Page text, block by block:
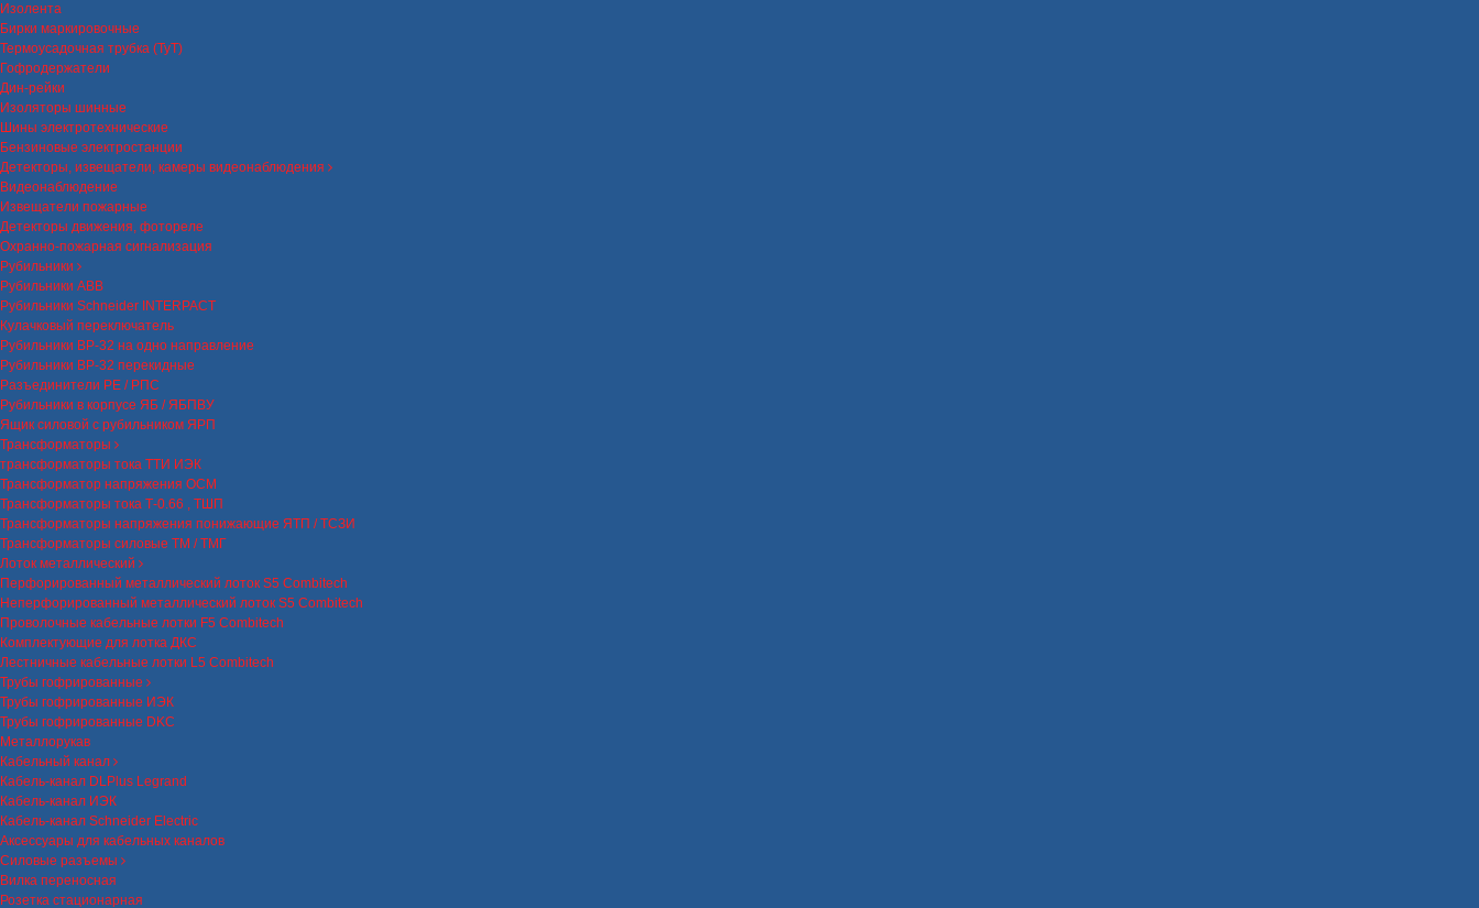
Изолента
Бирки маркировочные
Термоусадочная трубка (ТуТ)
Гофродержатели
Дин-рейки
Изоляторы шинные
Шины электротехнические
Бензиновые электростанции
Детекторы, извещатели, камеры видеонаблюдения
Видеонаблюдение
Извещатели пожарные
Детекторы движения, фотореле
Охранно-пожарная сигнализация
Рубильники
Рубильники ABB
Рубильники Schneider INTERPACT
Кулачковый переключатель
Рубильники ВР-32 на одно направление
Рубильники ВР-32 перекидные
Разъединители РЕ / РПС
Рубильники в корпусе ЯБ / ЯБПВУ
Ящик силовой с рубильником ЯРП
Трансформаторы
трансформаторы тока ТТИ ИЭК
Трансформатор напряжения ОСМ
Трансформаторы тока Т-0.66 , ТШП
Трансформаторы напряжения понижающие ЯТП / ТСЗИ
Трансформаторы силовые ТМ / ТМГ
Лоток металлический
Перфорированный металлический лоток S5 Combitech
Неперфорированный металлический лоток S5 Combitech
Проволочные кабельные лотки F5 Combitech
Комплектующие для лотка ДКС
Лестничные кабельные лотки L5 Combitech
Трубы гофрированные
Трубы гофрированные ИЭК
Трубы гофрированные DKC
Металлорукав
Кабельный канал
Кабель-канал DLPlus Legrand
Кабель-канал ИЭК
Кабель-канал Schneider Electric
Аксессуары для кабельных каналов
Силовые разъемы
Вилка переносная
Розетка стационарная